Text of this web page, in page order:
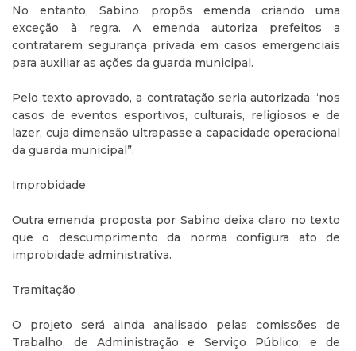
No entanto, Sabino propôs emenda criando uma
exceção à regra. A emenda autoriza prefeitos a
contratarem segurança privada em casos emergenciais
para auxiliar as ações da guarda municipal.
Pelo texto aprovado, a contratação seria autorizada “nos
casos de eventos esportivos, culturais, religiosos e de
lazer, cuja dimensão ultrapasse a capacidade operacional
da guarda municipal”.
Improbidade
Outra emenda proposta por Sabino deixa claro no texto
que o descumprimento da norma configura ato de
improbidade administrativa.
Tramitação
O projeto será ainda analisado pelas comissões de
Trabalho, de Administração e Serviço Público; e de